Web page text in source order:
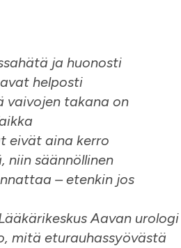
ja huonosti
helposti
vaivojen takana on
eivät aina kerro
niin säännöllinen
– etenkin jos
Aavan urologi
mitä eturauhassyövästä